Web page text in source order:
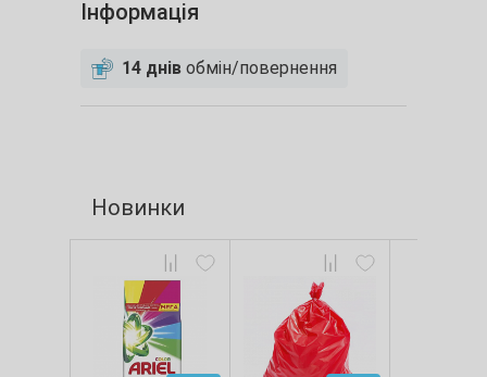
Інформація
14 днів обмін/повернення
Новинки